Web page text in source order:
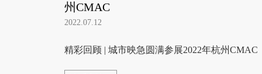
州CMAC
2022.07.12
精彩回顾 | 城市映急圆满参展2022年杭州CMAC